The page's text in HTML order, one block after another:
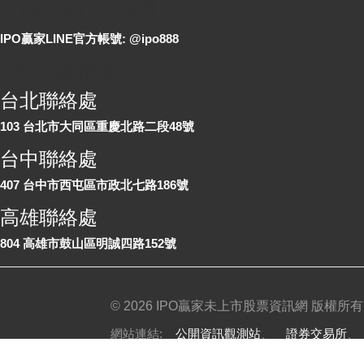
IPO贏家LINE官方帳號: @ipo888
台北聯絡處
103 台北市大同區重慶北路二段48號
台中聯絡處
407 台中市西屯區市政北七路186號
高雄聯絡處
804 高雄市鼓山區明誠四路152號
© 2026 IPO贏家未上市股票資訊網 版權所有
網站連結: 公開資訊觀測站、 證券交易所